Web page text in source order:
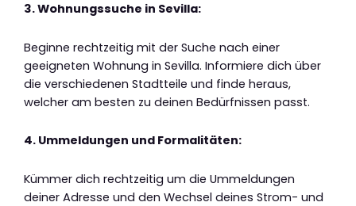
3. Wohnungssuche in Sevilla:
Beginne rechtzeitig mit der Suche nach einer
geeigneten Wohnung in Sevilla. Informiere dich über
die verschiedenen Stadtteile und finde heraus,
welcher am besten zu deinen Bedürfnissen passt.
4. Ummeldungen und Formalitäten:
Kümmer dich rechtzeitig um die Ummeldungen
deiner Adresse und den Wechsel deines Strom- und